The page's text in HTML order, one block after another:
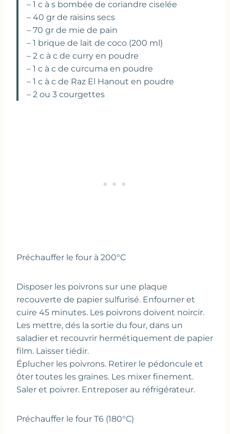
– 1 c à s bombée de coriandre ciselée
– 40 gr de raisins secs
– 70 gr de mie de pain
– 1 brique de lait de coco (200 ml)
– 2 c à c de curry en poudre
– 1 c à c de curcuma en poudre
– 1 c à c de Raz El Hanout en poudre
– 2 ou 3 courgettes
Préchauffer le four à 200°C
Disposer les poivrons sur une plaque
recouverte de papier sulfurisé. Enfourner et
cuire 45 minutes. Les poivrons doivent noircir.
Les mettre, dés la sortie du four, dans un
saladier et recouvrir hermétiquement de papier
film. Laisser tiédir.
Éplucher les poivrons. Retirer le pédoncule et
ôter toutes les graines. Les mixer finement.
Saler et poivrer. Entreposer au réfrigérateur.
Préchauffer le four T6 (180°C)